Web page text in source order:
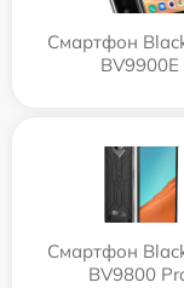
Смартфон
BV9900E
Смартфон
BV9800